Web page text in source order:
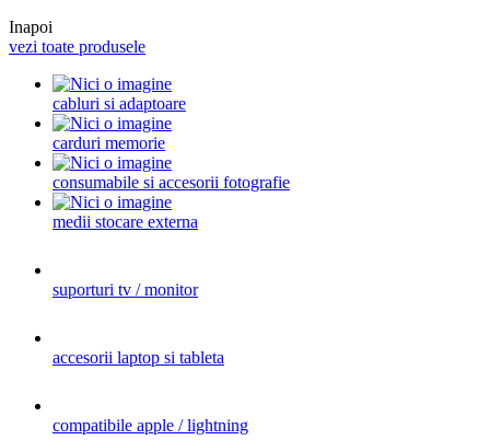
Inapoi
vezi toate produsele
cabluri si adaptoare
carduri memorie
consumabile si accesorii fotografie
medii stocare externa
suporturi tv / monitor
accesorii laptop si tableta
compatibile apple / lightning